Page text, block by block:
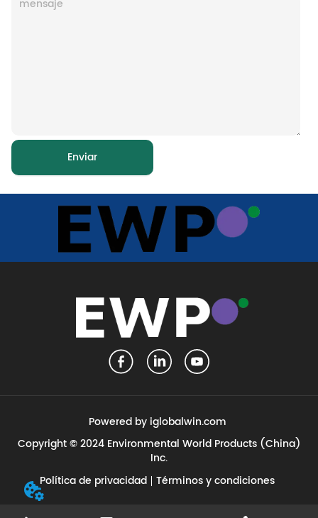
Enviar
Powered by iglobalwin.com
Copyright © 2024 Environmental World Products (China)
Inc.
Política de privacidad Términos y condiciones